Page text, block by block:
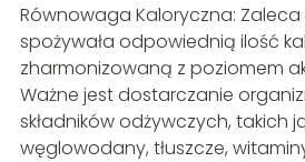
Równowaga Kaloryczna: Zaleca
spożywała odpowiednią ilość
zharmonizowaną z poziomem
Ważne jest dostarczanie
składników odżywczych, takich
węglowodany, tłuszcze,